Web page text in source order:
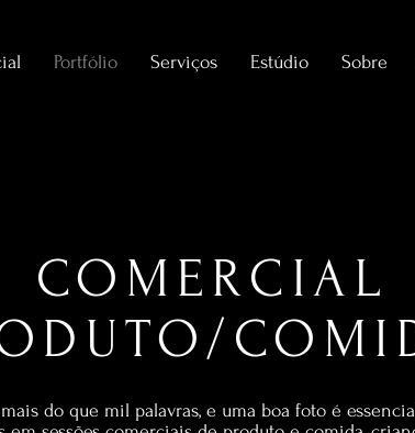
Portfólio Serviços Estúdio Sobre
COMERCIAL
do que mil palavras, e uma boa foto é